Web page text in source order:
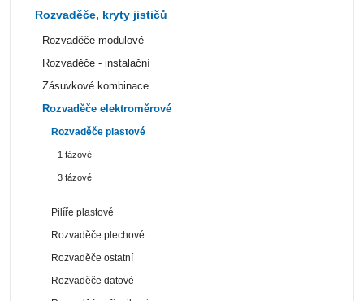
Rozvaděče, kryty jističů
Rozvaděče modulové
Rozvaděče - instalační
Zásuvkové kombinace
Rozvaděče elektroměrové
Rozvaděče plastové
1 fázové
3 fázové
Pilíře plastové
Rozvaděče plechové
Rozvaděče ostatní
Rozvaděče datové